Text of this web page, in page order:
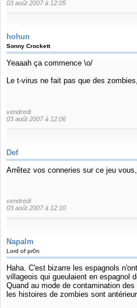
03 août 2007 à 12:05
hohun
Sonny Crockett
Yeaaah ça commence \o/
Le t-virus ne fait pas que des
vendredi
03 août 2007 à 12:06
Def
Arrêtez vos conneries sur ce jeu
vendredi
03 août 2007 à 12:10
Napalm
Lord of pr0n
Haha. C'est bizarre les espagnols
villageois qui gueulaient en espagnol
Quand au mode de contamination
les histoires de zombies sont